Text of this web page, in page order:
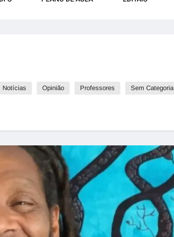
Notícias Opinião Professores
Sem Categoria